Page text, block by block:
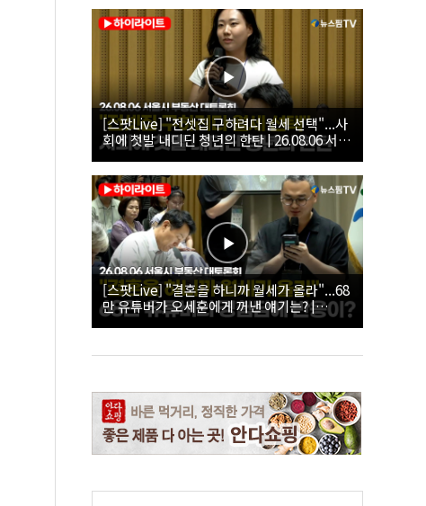
[스팟Live] "전셋집 구하려다 월세 선택"...사
회에 첫발 내디딘 청년의 한탄 | 26.08.06 서울
시 부동산 대토론회
[스팟Live] "결혼을 하니까 월세가 올라"...68
만 유튜버가 오세훈에게 꺼낸 얘기는? |
26.08.06 서울시 부동산 대토론회